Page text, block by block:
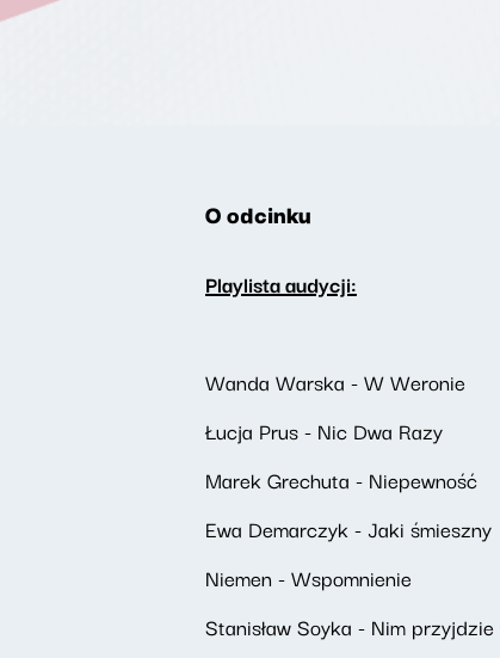
O odcinku
Playlista audycji:
Wanda Warska - W Weronie
Łucja Prus - Nic Dwa Razy
Marek Grechuta - Niepewność
Ewa Demarczyk - Jaki śmieszny
Niemen - Wspomnienie
Stanisław Soyka - Nim przyjdzie